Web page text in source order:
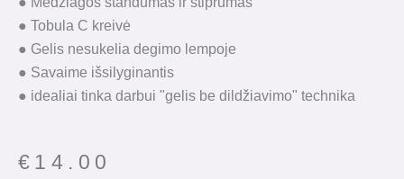
● Tobula C kreivė
● Gelis nesukelia degimo lempoje
● Savaime išsilyginantis
● idealiai tinka darbui "gelis be dildžiavimo" technika
€ 14.00